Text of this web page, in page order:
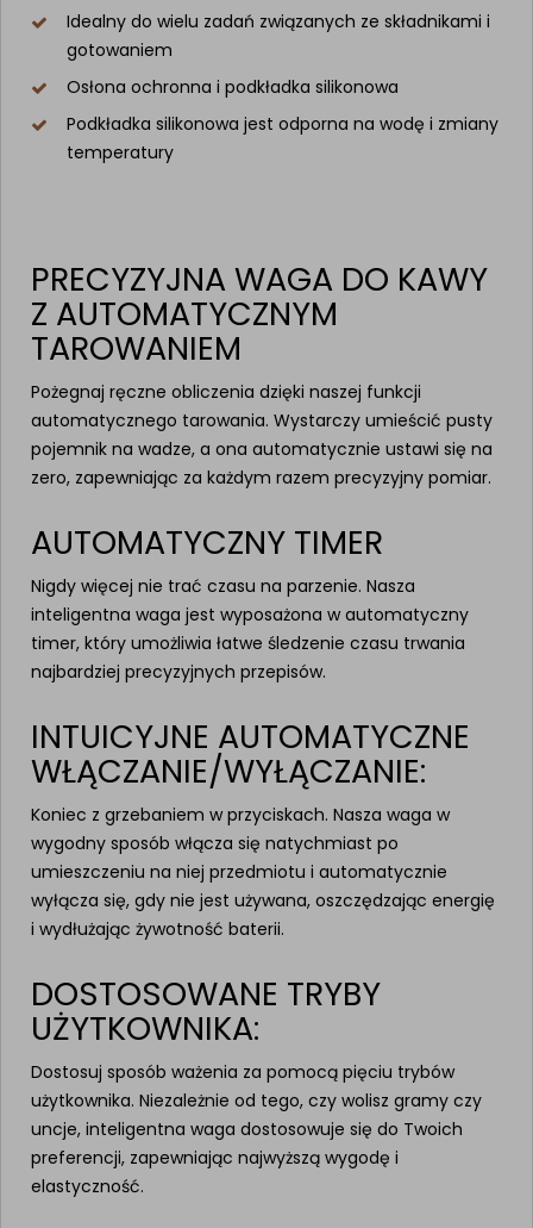
Idealny do wielu zadań związanych ze składnikami i
gotowaniem
Osłona ochronna i podkładka silikonowa
Podkładka silikonowa jest odporna na wodę i zmiany
temperatury
PRECYZYJNA WAGA DO KAWY
Z AUTOMATYCZNYM
TAROWANIEM
Pożegnaj ręczne obliczenia dzięki naszej funkcji
automatycznego tarowania. Wystarczy umieścić pusty
pojemnik na wadze, a ona automatycznie ustawi się na
zero, zapewniając za każdym razem precyzyjny pomiar.
AUTOMATYCZNY TIMER
Nigdy więcej nie trać czasu na parzenie. Nasza
inteligentna waga jest wyposażona w automatyczny
timer, który umożliwia łatwe śledzenie czasu trwania
najbardziej precyzyjnych przepisów.
INTUICYJNE AUTOMATYCZNE
WŁĄCZANIE/WYŁĄCZANIE:
Koniec z grzebaniem w przyciskach. Nasza waga w
wygodny sposób włącza się natychmiast po
umieszczeniu na niej przedmiotu i automatycznie
wyłącza się, gdy nie jest używana, oszczędzając energię
i wydłużając żywotność baterii.
DOSTOSOWANE TRYBY
UŻYTKOWNIKA:
Dostosuj sposób ważenia za pomocą pięciu trybów
użytkownika. Niezależnie od tego, czy wolisz gramy czy
uncje, inteligentna waga dostosowuje się do Twoich
preferencji, zapewniając najwyższą wygodę i
elastyczność.